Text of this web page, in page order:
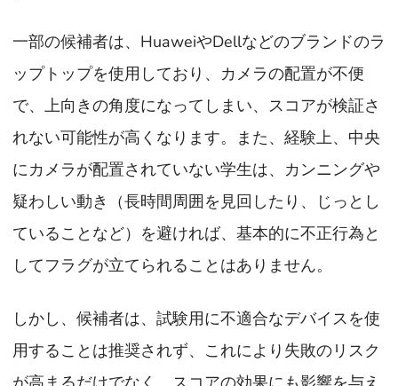
一部の候補者は、HuaweiやDellなどのブランドのラ
ップトップを使用しており、カメラの配置が不便
で、上向きの角度になってしまい、スコアが検証さ
れない可能性が高くなります。また、経験上、中央
にカメラが配置されていない学生は、カンニングや
疑わしい動き（長時間周囲を見回したり、じっとし
ていることなど）を避ければ、基本的に不正行為と
してフラグが立てられることはありません。
しかし、候補者は、試験用に不適合なデバイスを使
用することは推奨されず、これにより失敗のリスク